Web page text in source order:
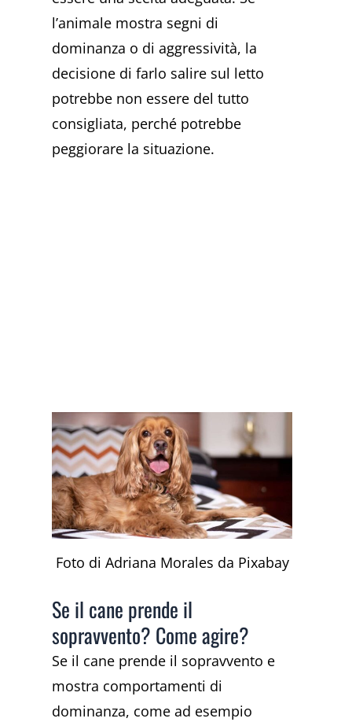
l’animale mostra segni di
dominanza o di aggressività, la
decisione di farlo salire sul letto
potrebbe non essere del tutto
consigliata, perché potrebbe
peggiorare la situazione.
Foto di Adriana Morales da Pixabay
Se il cane prende il
sopravvento? Come agire?
Se il cane prende il sopravvento e
mostra comportamenti di
dominanza, come ad esempio